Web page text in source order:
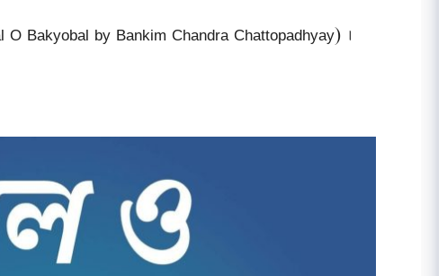
Bakyobal by Bankim Chandra Chattopadhyay) ।